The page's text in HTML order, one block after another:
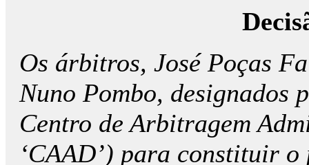
Os árbitros, José Poças
Nuno Pombo, designados
Centro de Arbitragem
‘CAAD’) para constituir